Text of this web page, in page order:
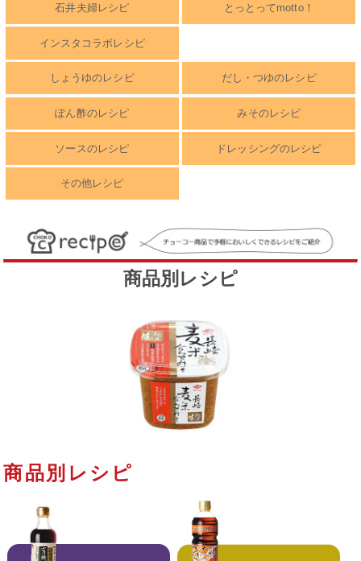
石井夫婦レシピ とっとってmotto！
インスタコラボレシピ
しょうゆのレシピ だし・つゆのレシピ
ぽん酢のレシピ みそのレシピ
ソースのレシピ ドレッシングのレシピ
その他レシピ
商品別レシピ
商品別レシピ